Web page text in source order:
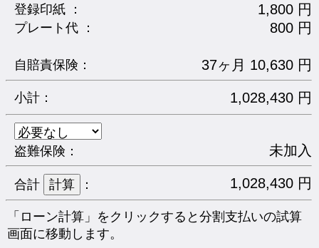
登録印紙 ： 1,800 円
プレート代 ： 800 円
自賠責保険： 37ヶ月 10,630 円
小計： 1,028,430 円
盗難保険： 未加入
合計 ： 1,028,430 円
「ローン計算」をクリックすると分割支払いの試算
画面に移動します。